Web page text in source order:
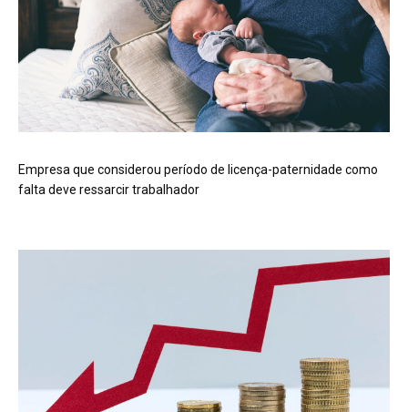
Empresa que considerou período de licença-paternidade como
falta deve ressarcir trabalhador